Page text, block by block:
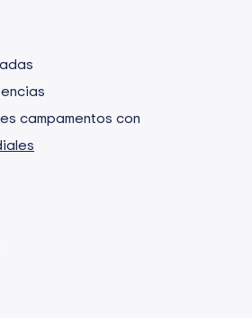
campamentos con